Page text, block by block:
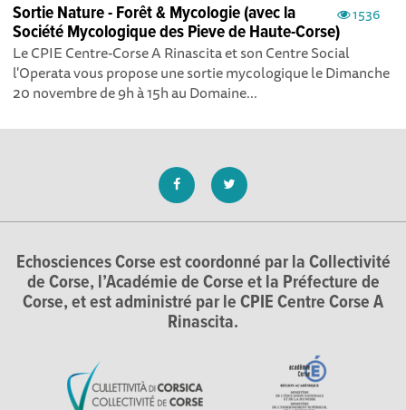
1536
Sortie Nature - Forêt & Mycologie (avec la
Société Mycologique des Pieve de Haute-Corse)
Le CPIE Centre-Corse A Rinascita et son Centre Social
l'Operata vous propose une sortie mycologique le Dimanche
20 novembre de 9h à 15h au Domaine...
Echosciences Corse est coordonné par la Collectivité
de Corse, l’Académie de Corse et la Préfecture de
Corse, et est administré par le CPIE Centre Corse A
Rinascita.